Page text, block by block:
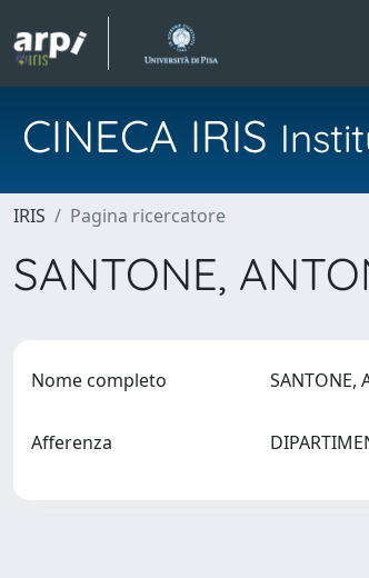
CINECA IRIS
IRIS Pagina ricercatore
SANTONE,
Nome completo SANTONE,
Afferenza